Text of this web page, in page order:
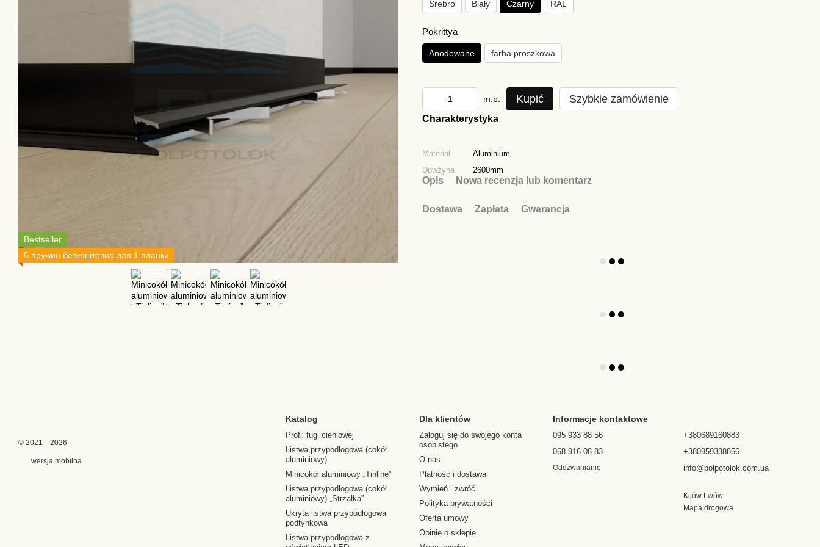
Bestseller
5 пружин безкоштовно для 1 планки
Srebro Biały Czarny RAL
Pokrittya
Anodowane farba proszkowa
m.b. Kupić Szybkie zamówienie
Charakterystyka
Materiał
Aluminium
Dowżyna
2600mm
Opis Nowa recenzja lub komentarz
Dostawa Zapłata Gwarancja
© 2021—2026
wersja mobilna
Katalog
Profil fugi cieniowej
Listwa przypodłogowa (cokół
aluminiowy)
Minicokół aluminiowy „Tinline”
Listwa przypodłogowa (cokół
aluminiowy) „Strzałka”
Ukryta listwa przypodłogowa
podtynkowa
Listwa przypodłogowa z
Dla klientów
Zaloguj się do swojego konta
osobistego
O nas
Płatność i dostawa
Wymień i zwróć
Polityka prywatności
Oferta umowy
Opinie o sklepie
Informacje kontaktowe
095 933 88 56
068 916 08 83
Oddzwanianie
+380689160883
+380959338856
info@polpotolok.com.ua
Kijów Lwów
Mapa drogowa